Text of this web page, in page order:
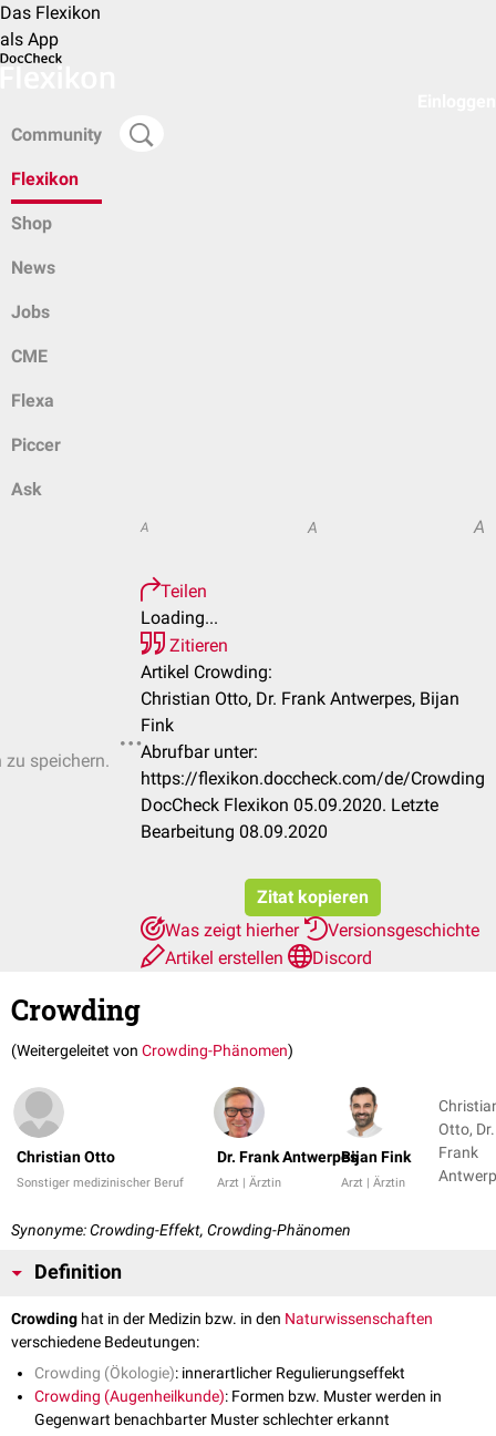
Das Flexikon
als App
Community
Flexikon
Shop
News
Jobs
CME
Flexa
Piccer
Ask
zu speichern.
A A A
Teilen
Loading...
Zitieren
Artikel Crowding:
Christian Otto, Dr. Frank Antwerpes, Bijan
Fink
Abrufbar unter:
https://flexikon.doccheck.com/de/Crowding
DocCheck Flexikon 05.09.2020. Letzte
Bearbeitung 08.09.2020
Zitat kopieren
Was zeigt hierher
Versionsgeschichte
Artikel erstellen
Discord
Crowding
(Weitergeleitet von Crowding-Phänomen)
Christian Otto
Sonstiger medizinischer Beruf
Dr. Frank Antwerpes
Arzt | Ärztin
Bijan Fink
Arzt | Ärztin
Otto, Dr.
Frank
Synonyme: Crowding-Effekt, Crowding-Phänomen
Definition
Crowding hat in der Medizin bzw. in den Naturwissenschaften
verschiedene Bedeutungen:
Crowding (Ökologie): innerartlicher Regulierungseffekt
Crowding (Augenheilkunde): Formen bzw. Muster werden in
Gegenwart benachbarter Muster schlechter erkannt